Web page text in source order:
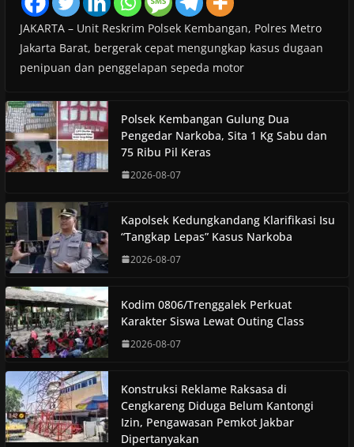
JAKARTA – Unit Reskrim Polsek Kembangan, Polres Metro
Jakarta Barat, bergerak cepat mengungkap kasus dugaan
penipuan dan penggelapan sepeda motor
Polsek Kembangan Gulung Dua
Pengedar Narkoba, Sita 1 Kg Sabu dan
75 Ribu Pil Keras
2026-08-07
Kapolsek Kedungkandang Klarifikasi Isu
“Tangkap Lepas” Kasus Narkoba
2026-08-07
Kodim 0806/Trenggalek Perkuat
Karakter Siswa Lewat Outing Class
2026-08-07
Konstruksi Reklame Raksasa di
Cengkareng Diduga Belum Kantongi
Izin, Pengawasan Pemkot Jakbar
Dipertanyakan